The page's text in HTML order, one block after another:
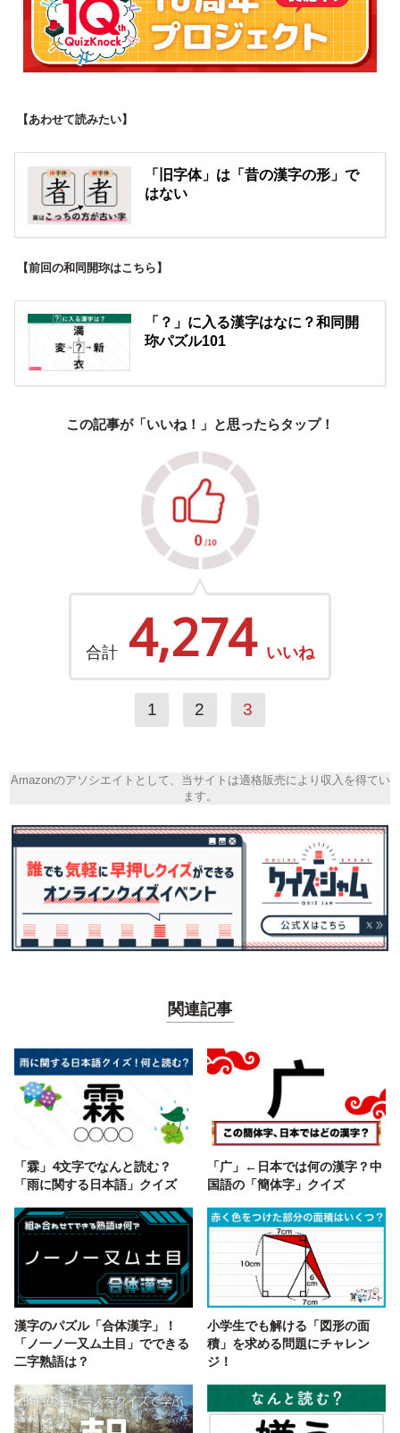
【あわせて読みたい】
「旧字体」は「昔の漢字の形」で
はない
【前回の和同開珎はこちら】
「？」に入る漢字はなに？和同開
珎パズル101
この記事が「いいね！」と思ったらタップ！
合計 4,274 いいね
1 2 3
Amazonのアソシエイトとして、当サイトは適格販売により収入を得てい
ます。
関連記事
「霖」4文字でなんと読む？
「雨に関する日本語」クイズ
「广」←日本では何の漢字？中
国語の「簡体字」クイズ
漢字のパズル「合体漢字」！
「ノ一ノ一又ム土目」でできる
二字熟語は？
小学生でも解ける「図形の面
積」を求める問題にチャレン
ジ！